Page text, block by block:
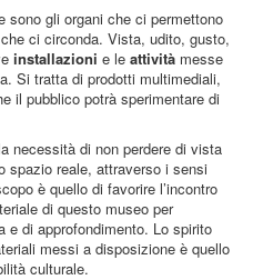
gli organi che ci permettono
ci circonda. Vista, udito, gusto,
installazioni e le attività messe
Si tratta di prodotti multimediali,
il pubblico potrà sperimentare di
necessità di non perdere di vista
spazio reale, attraverso i sensi
è quello di favorire l’incontro
di questo museo per
e di approfondimento. Lo spirito
messi a disposizione è quello
culturale.